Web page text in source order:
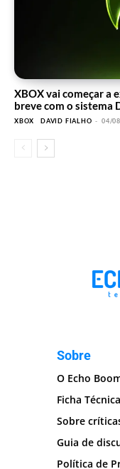
XBOX vai começar a
breve com o sistema
XBOX DAVID FIALHO - 04/
Sobre
O Echo
Ficha
Sobre
Guia de
Política de